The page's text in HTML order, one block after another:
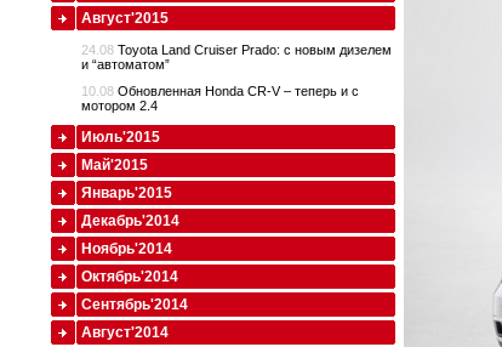
Август'2015
24.08 Toyota Land Cruiser Prado: с новым дизелем
и “автоматом”
10.08 Обновленная Honda CR-V – теперь и с
мотором 2.4
Июль'2015
Май'2015
Январь'2015
Декабрь'2014
Ноябрь'2014
Октябрь'2014
Сентябрь'2014
Август'2014